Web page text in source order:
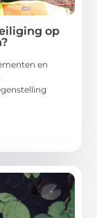
op
en